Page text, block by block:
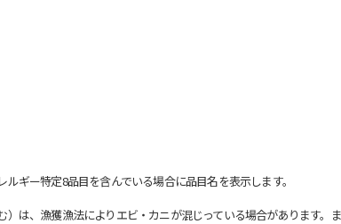
ギー特定8品目を含んでいる場合に品目名を表示します。
、漁獲漁法によりエビ・カニが混じっている場合があります。